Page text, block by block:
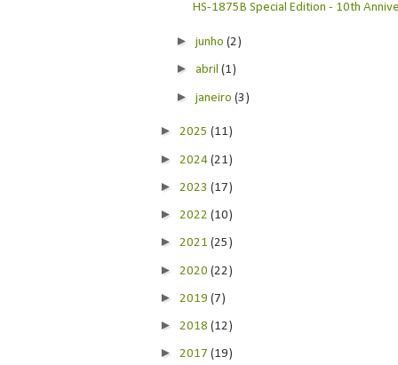
HS-1875B Special Edition - 10th
►junho(2)
►abril(1)
►janeiro(3)
► 2025(11)
► 2024(21)
► 2023(17)
► 2022(10)
► 2021(25)
► 2020(22)
► 2019(7)
► 2018(12)
► 2017(19)